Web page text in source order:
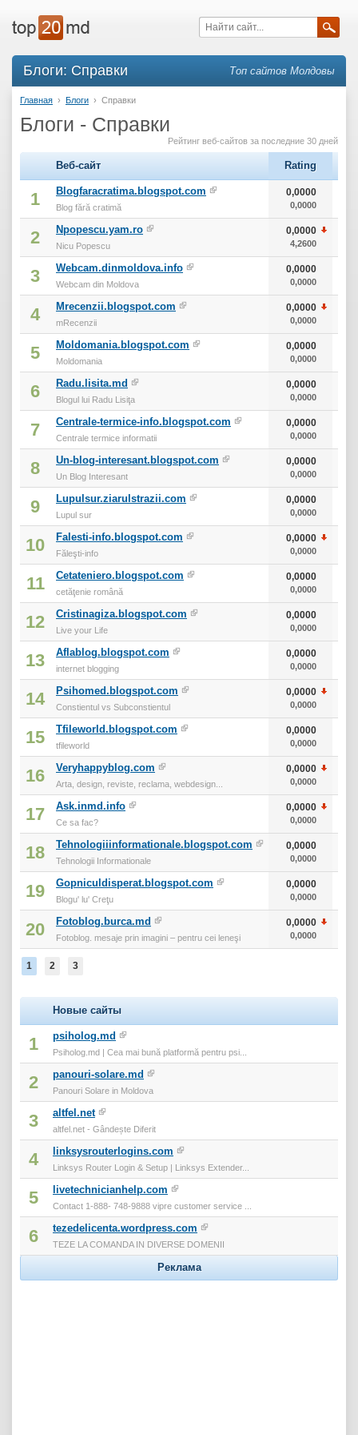
Блоги: Справки Топ сайтов Молдовы
Главная › Блоги › Справки
Блоги - Справки
Рейтинг веб-сайтов за последние 30 дней
Веб-сайт Rating
1 Blogfaracratima.blogspot.com
Blog fără cratimă
0,0000
0,0000
2 Npopescu.yam.ro
Nicu Popescu
0,0000
4,2600
3 Webcam.dinmoldova.info
Webcam din Moldova
0,0000
0,0000
4 Mrecenzii.blogspot.com
mRecenzii
0,0000
0,0000
5 Moldomania.blogspot.com
Moldomania
0,0000
0,0000
6 Radu.lisita.md
Blogul lui Radu Lisiţa
0,0000
0,0000
7 Centrale-termice-info.blogspot.com
Centrale termice informatii
0,0000
0,0000
8 Un-blog-interesant.blogspot.com
Un Blog Interesant
0,0000
0,0000
9 Lupulsur.ziarulstrazii.com
Lupul sur
0,0000
0,0000
10 Falesti-info.blogspot.com
Făleşti-info
0,0000
0,0000
11 Cetateniero.blogspot.com
cetăţenie română
0,0000
0,0000
12 Cristinagiza.blogspot.com
Live your Life
0,0000
0,0000
13 Aflablog.blogspot.com
internet blogging
0,0000
0,0000
14 Psihomed.blogspot.com
Constientul vs Subconstientul
0,0000
0,0000
15 Tfileworld.blogspot.com
tfileworld
0,0000
0,0000
16 Veryhappyblog.com
Arta, design, reviste, reclama, webdesign...
0,0000
0,0000
17 Ask.inmd.info
Ce sa fac?
0,0000
0,0000
18 Tehnologiiinformationale.blogspot.com
Tehnologii Informationale
0,0000
0,0000
19 Gopniculdisperat.blogspot.com
Blogu' lu' Creţu
0,0000
0,0000
20 Fotoblog.burca.md
Fotoblog. mesaje prin imagini – pentru cei leneşi
0,0000
0,0000
1 2 3
Новые сайты
1 psiholog.md
Psiholog.md | Cea mai bună platformă pentru psi...
2 panouri-solare.md
Panouri Solare in Moldova
3 altfel.net
altfel.net - Gândește Diferit
4 linksysrouterlogins.com
Linksys Router Login & Setup | Linksys Extender...
5 livetechnicianhelp.com
Contact 1-888- 748-9888 vipre customer service ...
6 tezedelicenta.wordpress.com
TEZE LA COMANDA IN DIVERSE DOMENII
Реклама